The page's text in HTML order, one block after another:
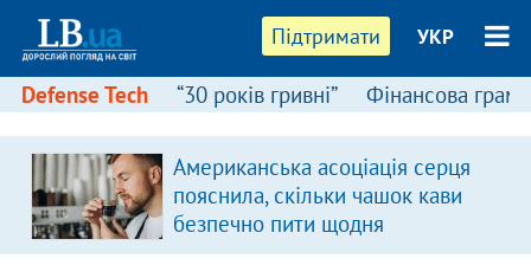
Підтримати УКР
Defense Tech “30 років гривні” Фінансова
Американська асоціація серця
пояснила, скільки чашок кави
безпечно пити щодня